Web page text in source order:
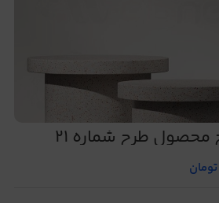
محصول طرح شماره 21
تومان